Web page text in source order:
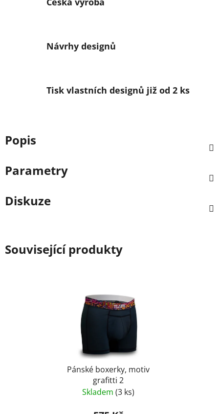
Návrhy designů
Tisk vlastních designů již od 2 ks
Popis
Parametry
Diskuze
Související produkty
Pánské boxerky, motiv
grafitti 2
Skladem (3 ks)